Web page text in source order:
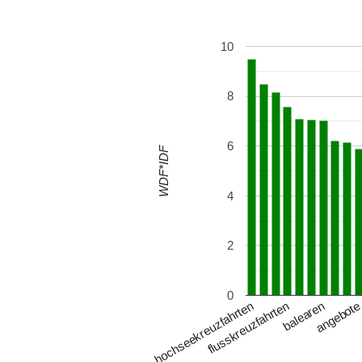
hochseekreuzfahrten
flusskreuzfahrtenbalearenangebote
0
2
4
6
8
10
WDF*IDF